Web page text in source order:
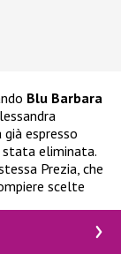
Blu Barbara
espresso
eliminata.
Prezia, che
scelte